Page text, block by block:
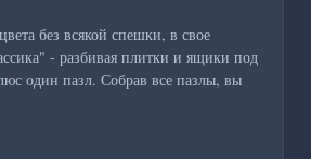
без всякой спешки, в свое
- разбивая плитки и ящики под
один пазл. Собрав все пазлы, вы